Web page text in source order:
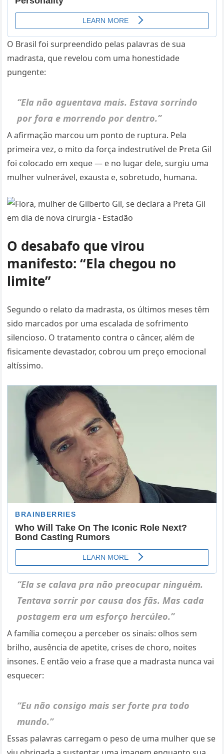
O Brasil foi surpreendido pelas palavras de sua
madrasta, que revelou com uma honestidade
pungente:
“Ela não aguentava mais. Estava sorrindo
por fora e morrendo por dentro.”
A afirmação marcou um ponto de ruptura. Pela
primeira vez, o mito da força indestrutível de Preta Gil
foi colocado em xeque — e no lugar dele, surgiu uma
mulher vulnerável, exausta e, sobretudo, humana.
O desabafo que virou
manifesto: “Ela chegou no
limite”
Segundo o relato da madrasta, os últimos meses têm
sido marcados por uma escalada de sofrimento
silencioso. O tratamento contra o câncer, além de
fisicamente devastador, cobrou um preço emocional
altíssimo.
“Ela se calava pra não preocupar ninguém.
Tentava sorrir por causa dos fãs. Mas cada
postagem era um esforço hercúleo.”
A família começou a perceber os sinais: olhos sem
brilho, ausência de apetite, crises de choro, noites
insones. E então veio a frase que a madrasta nunca vai
esquecer:
“Eu não consigo mais ser forte pra todo
mundo.”
Essas palavras carregam o peso de uma mulher que se